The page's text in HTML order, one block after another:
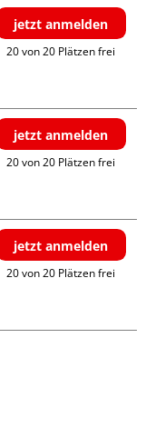
jetzt anmelden
20 von 20 Plätzen frei
jetzt anmelden
20 von 20 Plätzen frei
jetzt anmelden
20 von 20 Plätzen frei